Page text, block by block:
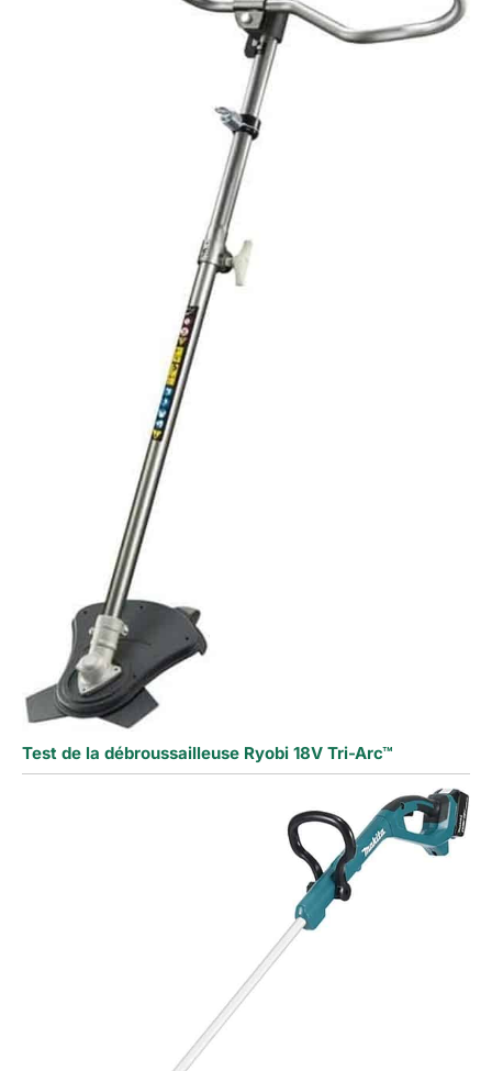
Test de la débroussailleuse Ryobi 18V Tri-Arc™